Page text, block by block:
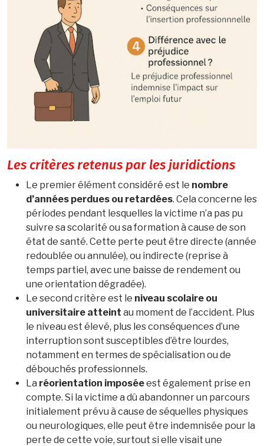
Les critères retenus par les juridictions
Le premier élément considéré est le nombre
d’années perdues ou retardées. Cela concerne les
périodes pendant lesquelles la victime n’a pas pu
suivre sa scolarité ou sa formation à cause de son
état de santé. Cette perte peut être directe (année
redoublée ou annulée), ou indirecte (reprise à
temps partiel, avec une baisse de rendement ou
une orientation dégradée).
Le second critère est le niveau scolaire ou
universitaire atteint au moment de l’accident. Plus
le niveau est élevé, plus les conséquences d’une
interruption sont susceptibles d’être lourdes,
notamment en termes de spécialisation ou de
débouchés professionnels.
La réorientation imposéeest également prise en
compte. Si la victime a dû abandonner un parcours
initialement prévu à cause de séquelles physiques
ou neurologiques, elle peut être indemnisée pour la
perte de cette voie, surtout si elle visait une